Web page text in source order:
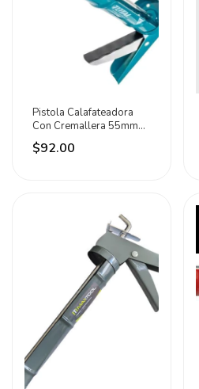
Pistola Calafateadora
Con Cremallera 55mm
Total
$92.00